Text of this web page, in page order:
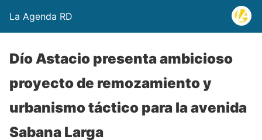
La Agenda RD
Dío Astacio presenta ambicioso
proyecto de remozamiento y
urbanismo táctico para la avenida
Sabana Larga